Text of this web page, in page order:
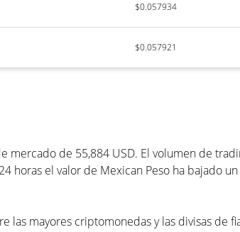
$0.057934
$0.057921
de 55,884 USD. El volumen de
horas el valor de Mexican Peso ha bajado
mayores criptomonedas y las divisas de